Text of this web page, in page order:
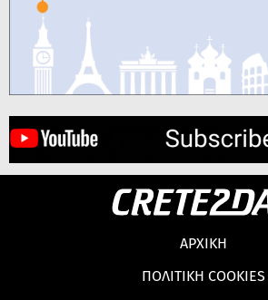
ΑΡΧΙΚΗ
ΠΟΛΙΤΙΚΗ COOKIES